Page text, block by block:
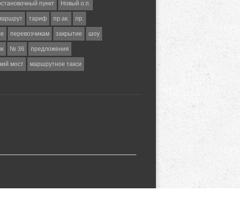
пункт Новый о.п.
тариф пр.ак. пр.
перевозчикам закрытие шоу
№ 36 предложения
мост маршрутное такси